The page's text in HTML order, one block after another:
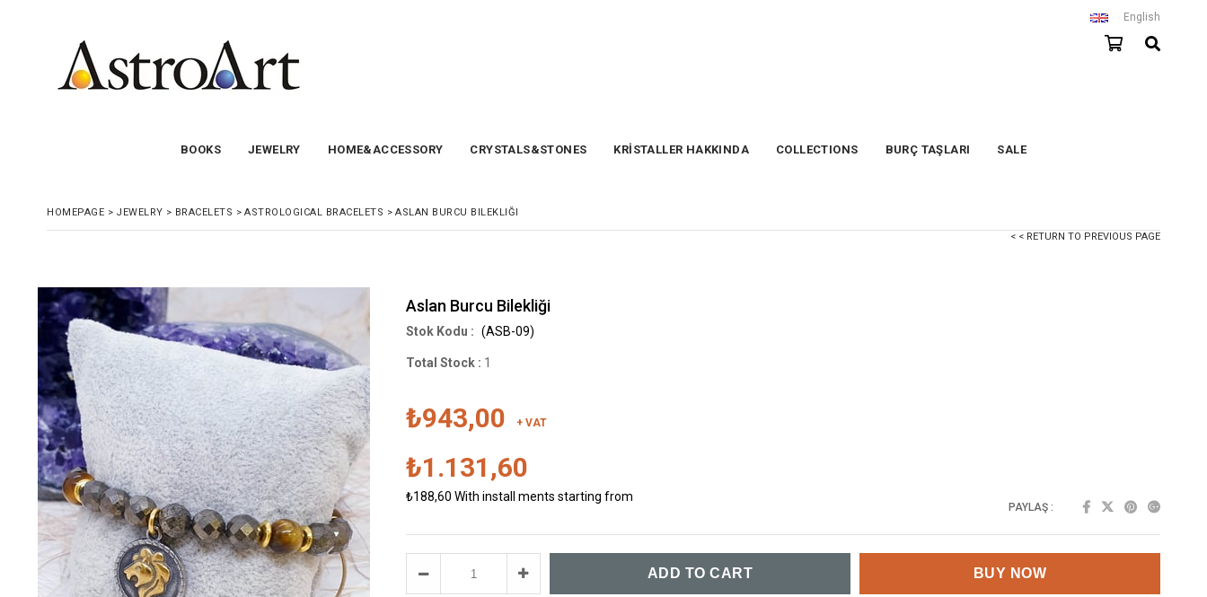
English
BOOKS JEWELRY HOME&ACCESSORY CRYSTALS&STONES KRİSTALLER HAKKINDA COLLECTIONS BURÇ TAŞLARI SALE
HOMEPAGE > JEWELRY > BRACELETS > ASTROLOGICAL BRACELETS > ASLAN BURCU BILEKLIĞI
< < RETURN TO PREVIOUS PAGE
Aslan Burcu Bilekliği
(ASB-09)
Total Stock : 1
₺943,00 + VAT
₺1.131,60
₺188,60 With install ments starting from
PAYLAŞ :